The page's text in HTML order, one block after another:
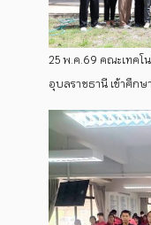
25 พ.ค.69 คณะเทคโ
อุบลราชธานี เข้าศึกษ